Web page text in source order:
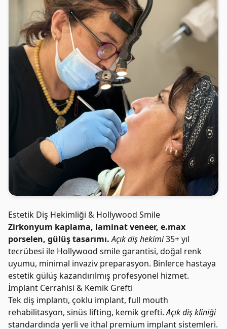
Estetik Diş Hekimliği & Hollywood Smile
Zirkonyum kaplama, laminat veneer, e.max
porselen, gülüş tasarımı. Açık diş hekimi35+ yıl
tecrübesi ile Hollywood smile garantisi, doğal renk
uyumu, minimal invaziv preparasyon. Binlerce hastaya
estetik gülüş kazandırılmış profesyonel hizmet.
İmplant Cerrahisi & Kemik Grefti
Tek diş implantı, çoklu implant, full mouth
rehabilitasyon, sinüs lifting, kemik grefti.Açık diş kliniği
standardında yerli ve ithal premium implant sistemleri.